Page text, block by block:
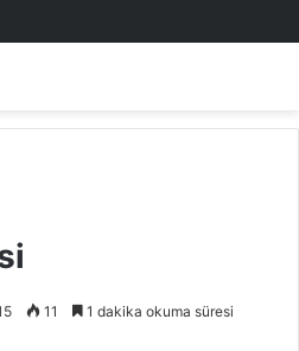
11 1 dakika okuma süresi